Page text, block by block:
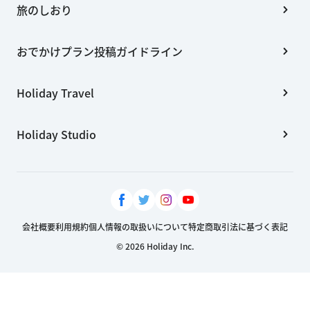
旅のしおり
おでかけプラン投稿ガイドライン
Holiday Travel
Holiday Studio
会社概要利用規約個人情報の取扱いについて特定商取引法に基づく表記
© 2026 Holiday Inc.